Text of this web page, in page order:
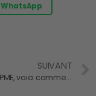
WhatsApp
SUIVANT
Patron de PME, voici comment vous protéger des cyberattaques !!